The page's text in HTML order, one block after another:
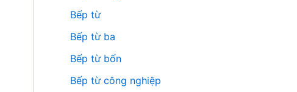
Bếp từ
Bếp từ ba
Bếp từ bốn
Bếp từ công nghiệp